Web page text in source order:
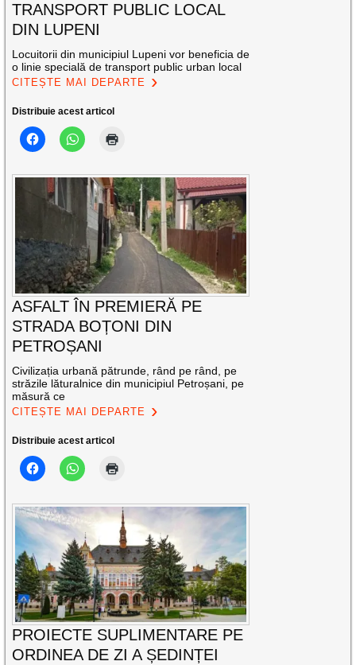
TRANSPORT PUBLIC LOCAL
DIN LUPENI
Locuitorii din municipiul Lupeni vor beneficia de
o linie specială de transport public urban local
CITEȘTE MAI DEPARTE
Distribuie acest articol
ASFALT ÎN PREMIERĂ PE
STRADA BOȚONI DIN
PETROȘANI
Civilizația urbană pătrunde, rând pe rând, pe
străzile lăturalnice din municipiul Petroșani, pe
măsură ce
CITEȘTE MAI DEPARTE
Distribuie acest articol
PROIECTE SUPLIMENTARE PE
ORDINEA DE ZI A ȘEDINȚEI